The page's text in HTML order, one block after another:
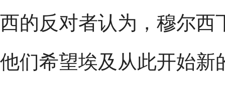
西的反对者认为，穆尔西
他们希望埃及从此开始新